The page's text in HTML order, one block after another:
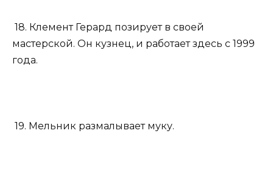
18. Клемент Герард позирует в своей
мастерской. Он кузнец, и работает здесь с 1999
года.
19. Мельник размалывает муку.